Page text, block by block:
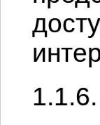
1.1.6.